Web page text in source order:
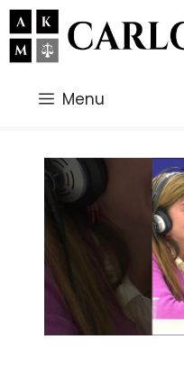
Saltar
al
contenido
Menu